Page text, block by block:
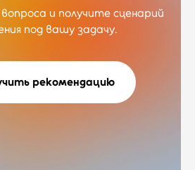
и получите сценарий
под вашу задачу.
рекомендацию